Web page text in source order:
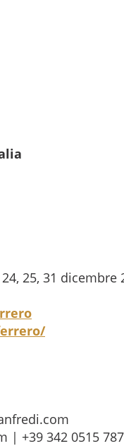
25, 31 dicembre
| +39 342 0515 787